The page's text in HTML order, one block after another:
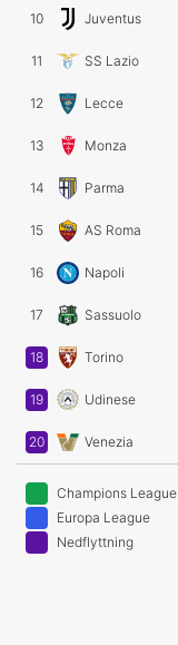
10 Juventus
11 SS Lazio
12 Lecce
13 Monza
14 Parma
15 AS Roma
16 Napoli
17 Sassuolo
18 Torino
19 Udinese
20 Venezia
Champions League
Europa League
Nedflyttning